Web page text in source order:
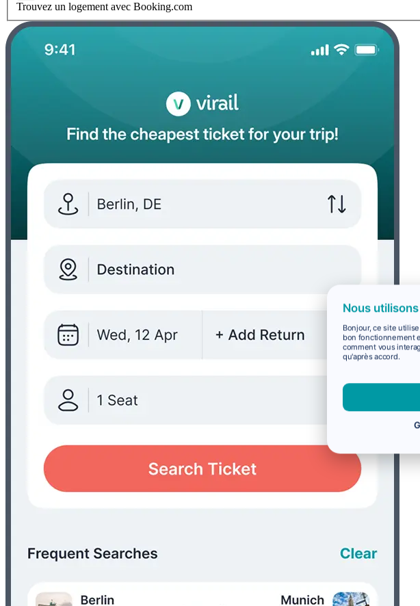
Trouvez un logement avec Booking.com
Nous
Bonjour, ce site
bon fonctionnement
comment vous
qu'après accord.